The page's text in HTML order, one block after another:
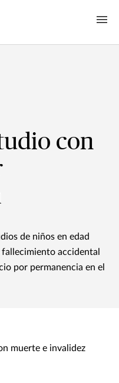
con
de niños en edad
accidental
por permanencia en el
muerte e invalidez